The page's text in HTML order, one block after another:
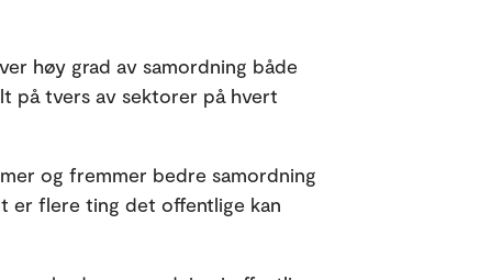
høy grad av samordning både
på tvers av sektorer på hvert
og fremmer bedre samordning
er flere ting det offentlige kan